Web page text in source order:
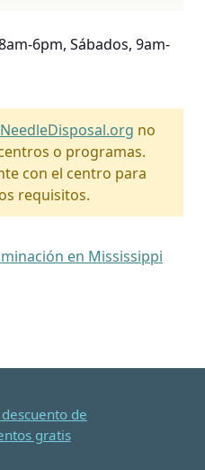
6pm, Sábados, 9am-
no
o programas.
con el centro para
requisitos.
en Mississippi